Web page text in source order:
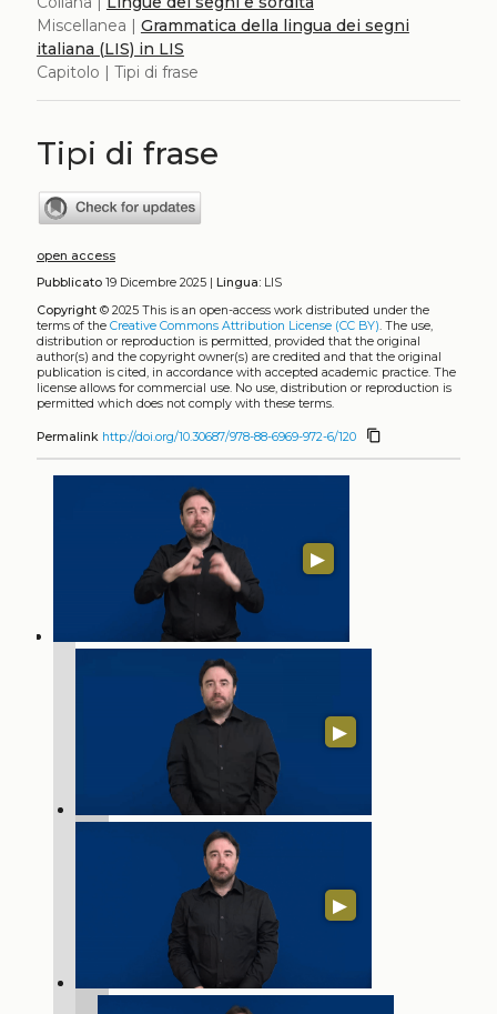
Miscellanea | Grammatica della lingua dei segni
italiana (LIS) in LIS
Capitolo | Tipi di frase
Tipi di frase
open access
Pubblicato19 Dicembre 2025 | Lingua:LIS
Copyright© 2025 This is an open-access work distributed under the
terms of the Creative Commons Attribution License (CC BY). The use,
distribution or reproduction is permitted, provided that the original
author(s) and the copyright owner(s) are credited and that the original
publication is cited, in accordance with accepted academic practice. The
license allows for commercial use. No use, distribution or reproduction is
permitted which does not comply with these terms.
Permalink http://doi.org/10.30687/978-88-6969-972-6/120 content_copy
▶
▶
▶